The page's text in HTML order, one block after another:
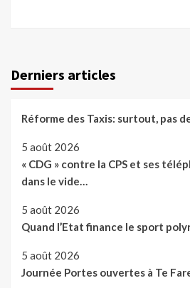
Derniers articles
Réforme des Taxis: surtout, pas
5 août 2026
« CDG » contre la CPS et ses
dans le vide…
5 août 2026
Quand l’Etat finance le sport
5 août 2026
Journée Portes ouvertes à Te